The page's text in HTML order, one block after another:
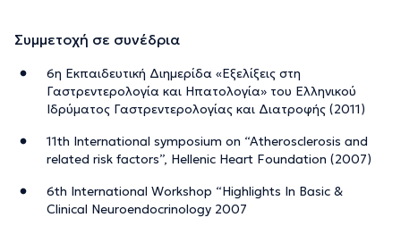
Συμμετοχή σε συνέδρια
6η Εκπαιδευτική Διημερίδα «Εξελίξεις στη
Γαστρεντερολογία και Ηπατολογία» του Ελληνικού
Ιδρύματος Γαστρεντερολογίας και Διατροφής (2011)
11th International symposium on “Atherosclerosis and
related risk factors”, Hellenic Heart Foundation (2007)
6th International Workshop “Highlights In Basic &
Clinical Neuroendocrinology 2007